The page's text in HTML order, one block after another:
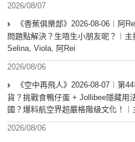
2026/08/07
《香蕉俱樂部》2026-08-06︱阿
問題點解決？生唔生小朋友呢？︱
Selina, Viola, 阿Rei
2026/08/06
《空中再飛人》2026-08-07︱第
貨？挑戰食鴨仔蛋 + Jollibee隱藏用
國？爆料航空界超嚴格階級文化！
2026/08/06